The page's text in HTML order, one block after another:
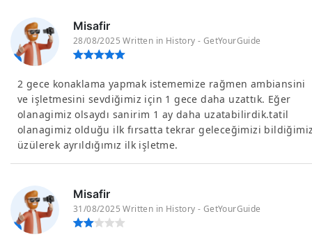
Misafir
28/08/2025 Written in History - GetYourGuide
2 gece konaklama yapmak istememize rağmen ambiansini
ve işletmesini sevdiğimiz için 1 gece daha uzattık. Eğer
olanagimiz olsaydı sanirim 1 ay daha uzatabilirdik.tatil
olanagimiz olduğu ilk fırsatta tekrar geleceğimizi
üzülerek ayrıldığımız ilk işletme.
Misafir
31/08/2025 Written in History - GetYourGuide